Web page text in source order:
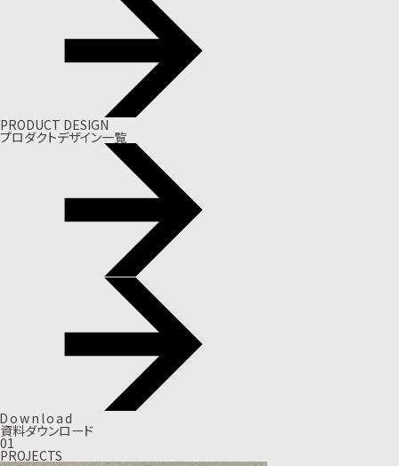
PRODUCT DESIGN
プロダクトデザイン一覧
Down load
資料ダウンロード
01
PROJECTS